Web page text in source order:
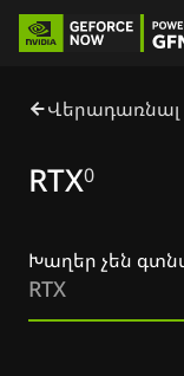
RTX0
Խաղեր չեն
RTX